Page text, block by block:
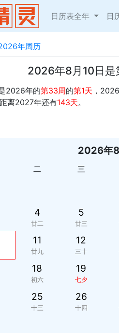
日历表全年 日
年周历
2026年8月10日是
2026年的第33周的第1天 ，
距离2027年还有143天。
2026年8
二 三
4
廿二
5
廿三
11
廿九
12
三十
18
初六
19
七夕
25
十三
26
十四